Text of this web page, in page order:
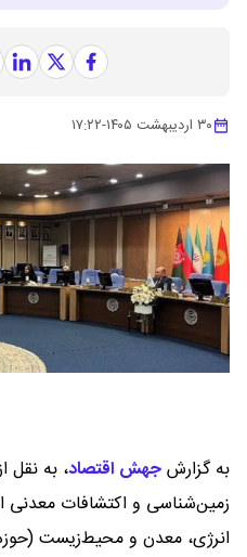
۳۰ اردیبهشت ۱۴۰۵ -۱۷:۲۲
به گزارشجهش اقتصاد، به نقل
زمین‌شناسی و اکتشافات معدنی
انرژی، معدن و محیط‌زیست